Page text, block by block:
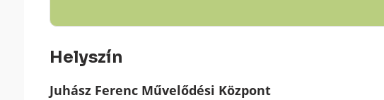
Helyszín
Juhász Ferenc Művelődési Központ